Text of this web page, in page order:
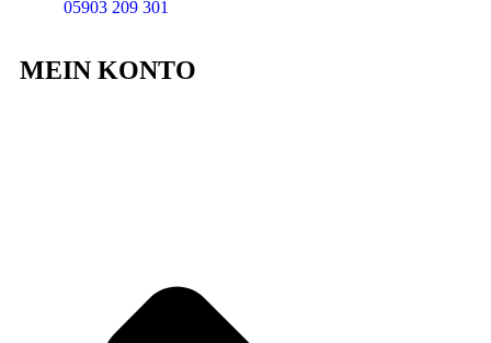
05903 209 301
MEIN KONTO